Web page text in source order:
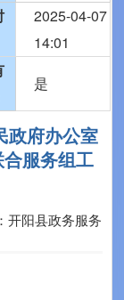
2025-04-07
14:01
是
政府办公室
服务组工
开阳县政务服务